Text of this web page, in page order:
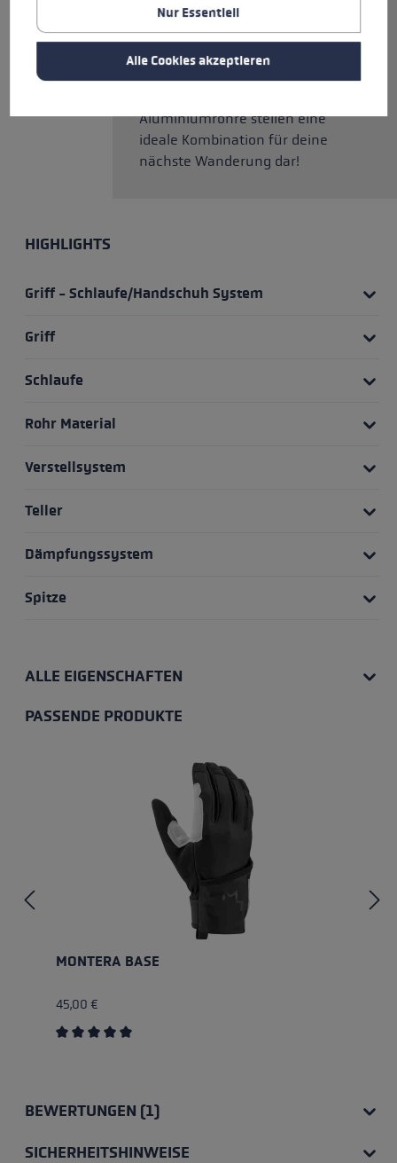
Längenanpassung. Somit kannst
du ihn problemlos und schnell
auf eine Länge zwischen 110 –
Aluminiumrohre stellen eine
ideale Kombination für deine
nächste Wanderung dar!
HIGHLIGHTS
Griff - Schlaufe/Handschuh System
Griff
Schlaufe
Rohr Material
Verstellsystem
Teller
Dämpfungssystem
Spitze
ALLE EIGENSCHAFTEN
PASSENDE PRODUKTE
MONTERA BASE
45,00 €
BEWERTUNGEN (1)
SICHERHEITSHINWEISE
Nur Essentiell
Alle Cookies akzeptieren